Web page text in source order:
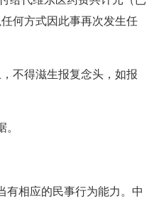
何方式因此事再次发生任
不得滋生报复念头，如报
有相应的民事行为能力。中